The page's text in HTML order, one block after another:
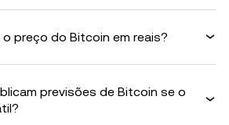
preço do Bitcoin em reais?
previsões de Bitcoin se o